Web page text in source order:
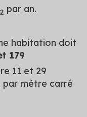
2 par an.
habitation doit
179
11 et 29
par mètre carré